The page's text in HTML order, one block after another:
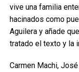
vive una familia
hacinados como
Aguilera y añade
tratado el texto y la
Carmen Machi,